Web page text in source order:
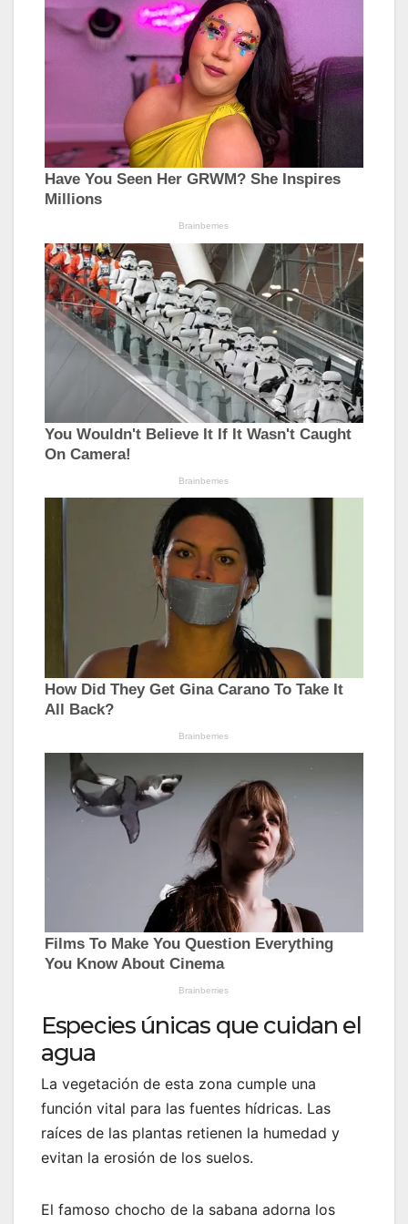
Especies únicas que cuidan el
agua
La vegetación de esta zona cumple una
función vital para las fuentes hídricas. Las
raíces de las plantas retienen la humedad y
evitan la erosión de los suelos.
El famoso chocho de la sabana adorna los